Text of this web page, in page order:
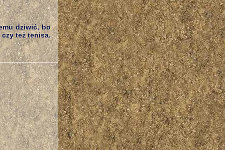
dziwić, bo
też tenisa.